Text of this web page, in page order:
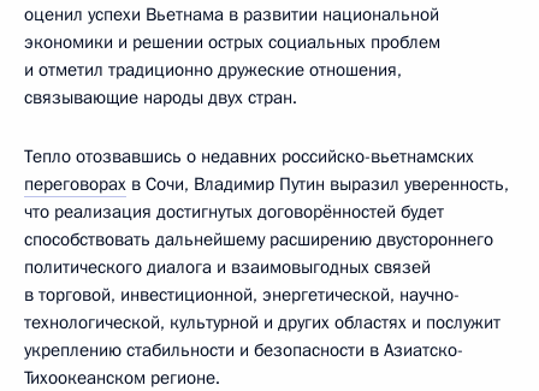
оценил успехи Вьетнама в развитии национальной
экономики и решении острых социальных проблем
и отметил традиционно дружеские отношения,
связывающие народы двух стран.
Тепло отозвавшись о недавних российско-вьетнамских
переговорах в Сочи, Владимир Путин выразил уверенность,
что реализация достигнутых договорённостей будет
способствовать дальнейшему расширению двустороннего
политического диалога и взаимовыгодных связей
в торговой, инвестиционной, энергетической, научно-
технологической, культурной и других областях и послужит
укреплению стабильности и безопасности в Азиатско-
Тихоокеанском регионе.